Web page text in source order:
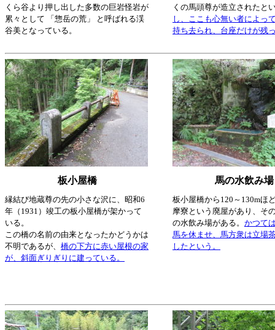
くら谷より押し出した多数の巨岩怪岩が
累々として 「惣岳の荒」 と呼ばれる渓
谷美となっている。
くの馬頭尊が造立されたと
し、ここも心無い者によっ
持ち去られ、台座だけが残
板小屋橋 馬の水飲み場
縁結び地蔵尊の先の小さな沢に、昭和6
年（1931）竣工の板小屋橋が架かって
いる。
この橋の名前の由来となったかどうかは
不明であるが、 橋の下方に赤い屋根の家
が、斜面ぎりぎりに建っている。
板小屋橋から120～130mほ
摩寮という廃屋があり、そ
の水飲み場がある。 かつて
馬を休ませ、馬方衆は立場
したという。